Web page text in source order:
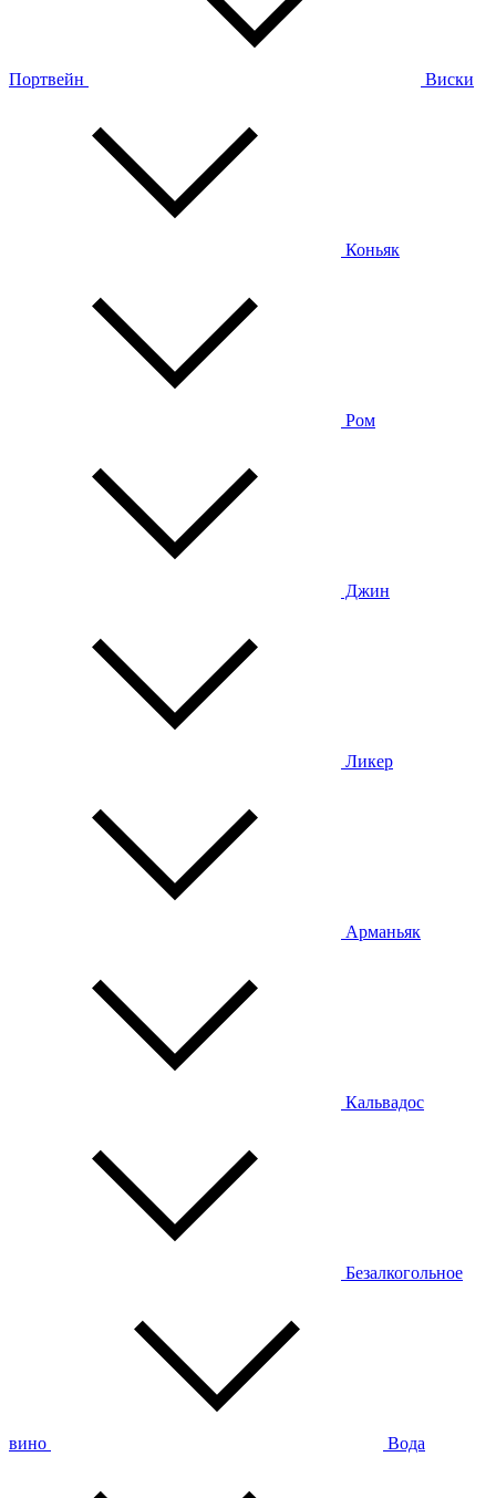
Портвейн Виски
Коньяк
Ром
Джин
Ликер
Арманьяк
Кальвадос
Безалкогольное
вино Вода